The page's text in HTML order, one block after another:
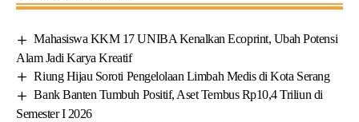
Mahasiswa KKM 17 UNIBA Kenalkan Ecoprint, Ubah Potensi
Alam Jadi Karya Kreatif
Riung Hijau Soroti Pengelolaan Limbah Medis di Kota Serang
Bank Banten Tumbuh Positif, Aset Tembus Rp10,4 Triliun di
Semester I 2026